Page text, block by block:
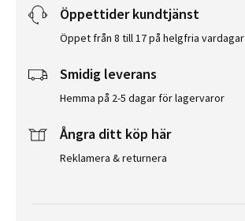
Öppettider kundtjänst
Öppet från 8 till 17 på helgfria vardagar
Smidig leverans
Hemma på 2-5 dagar för lagervaror
Ångra ditt köp här
Reklamera & returnera